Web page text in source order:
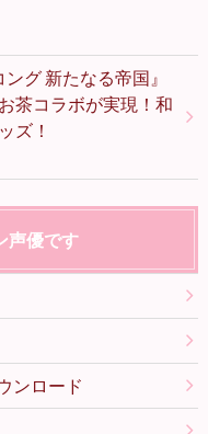
グ 新たなる帝国』
茶コラボが実現！和
ズ！
声優です
ンロード